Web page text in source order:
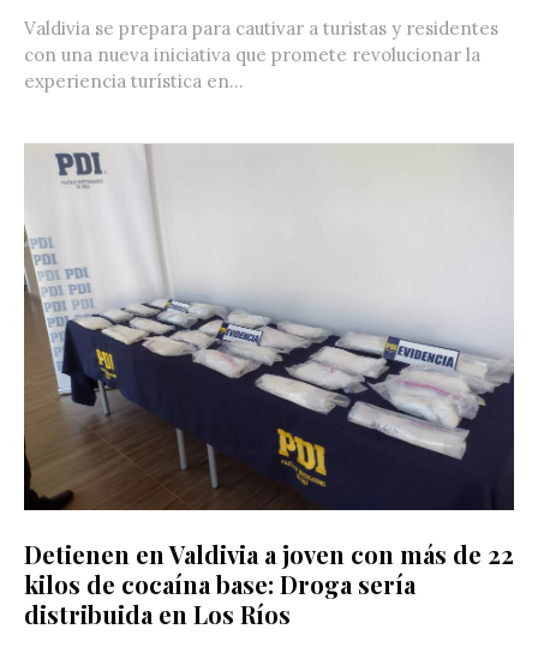
Valdivia se prepara para cautivar a turistas y residentes
con una nueva iniciativa que promete revolucionar la
experiencia turística en...
Detienen en Valdivia a joven con más de 22
kilos de cocaína base: Droga sería
distribuida en Los Ríos